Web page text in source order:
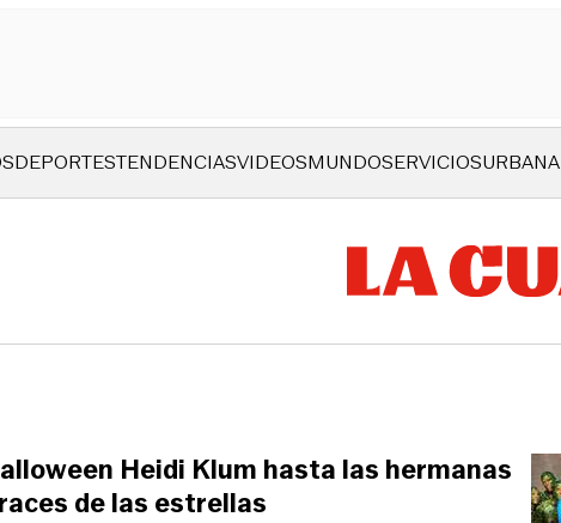
DEPORTESTENDENCIASVIDEOSMUNDOSERVICIOSURBANA
Heidi Klum hasta las hermanas
de las estrellas